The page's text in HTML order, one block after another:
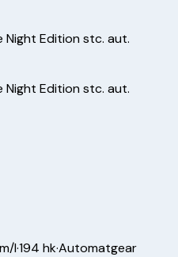
Night Edition stc. aut.
Night Edition stc. aut.
l·194 hk·Automatgear